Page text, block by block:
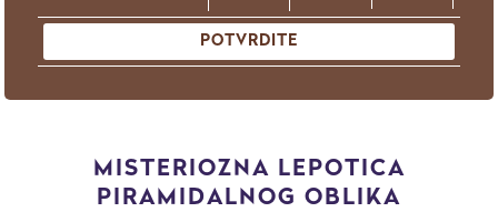
POTVRDITE
MISTERIOZNA LEPOTICA
PIRAMIDALNOG OBLIKA